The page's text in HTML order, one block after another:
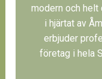
modern och
i hjärtat av
erbjuder
företag i hela